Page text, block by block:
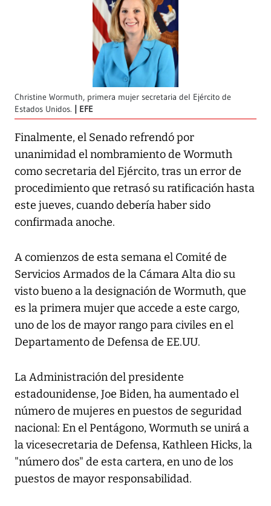
Christine Wormuth, primera mujer secretaria del Ejército de
Estados Unidos.
EFE
Finalmente, el Senado refrendó por
unanimidad el nombramiento de Wormuth
como secretaria del Ejército, tras un error de
procedimiento que retrasó su ratificación hasta
este jueves, cuando debería haber sido
confirmada anoche.
A comienzos de esta semana el Comité de
Servicios Armados de la Cámara Alta dio su
visto bueno a la designación de Wormuth, que
es la primera mujer que accede a este cargo,
uno de los de mayor rango para civiles en el
Departamento de Defensa de EE.UU.
La Administración del presidente
estadounidense, Joe Biden, ha aumentado el
número de mujeres en puestos de seguridad
nacional: En el Pentágono, Wormuth se unirá a
la vicesecretaria de Defensa, Kathleen Hicks, la
"número dos" de esta cartera, en uno de los
puestos de mayor responsabilidad.